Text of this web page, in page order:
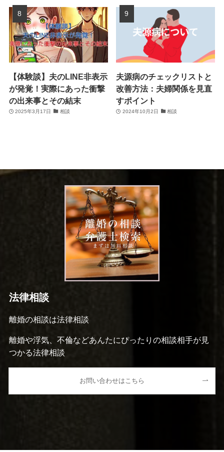
【体験談】夫のLINE非表示
が発覚！実際にあった衝撃
の出来事とその結末
2025年3月17日 相談
夫源病のチェックリストと
改善方法：夫婦関係を見直
すポイント
2024年10月2日 相談
法律相談
離婚の相談は法律相談
離婚や浮気、不倫などあんたにぴったりの相談相手が見
つかる法律相談
お問い合わせはこちら